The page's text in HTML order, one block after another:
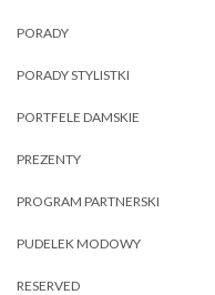
PORADY
PORADY STYLISTKI
PORTFELE DAMSKIE
PREZENTY
PROGRAM PARTNERSKI
PUDELEK MODOWY
RESERVED